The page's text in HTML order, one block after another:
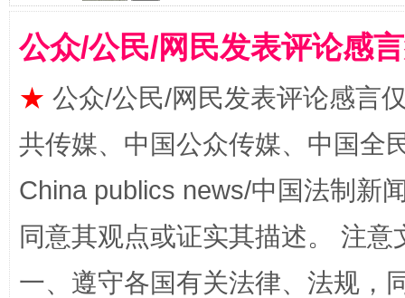
全民健身五年计划来了！等你上场
公众/公民/网民发表评论感
★ 公众/公民/网民发表评论感言
共传媒、中国公众传媒、中国全
China publics news/中国法制新
同意其观点或证实其描述。 注
一、遵守各国有关法律、法规，